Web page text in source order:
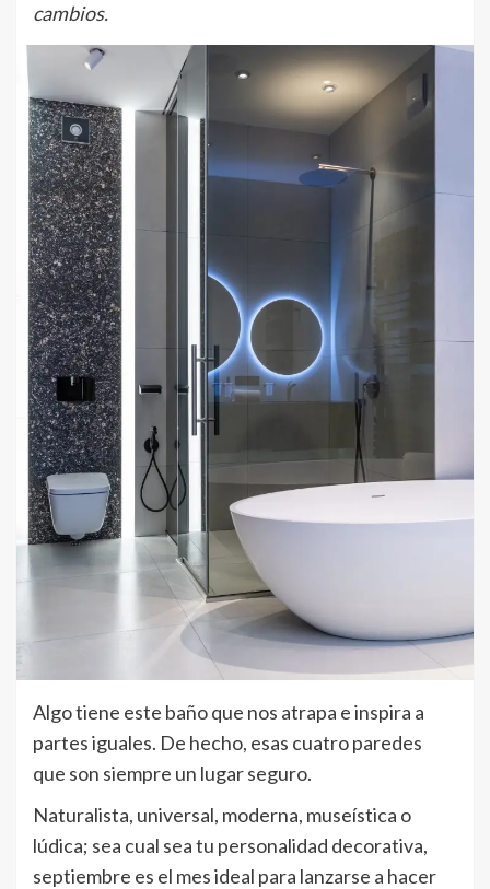
cambios.
Algo tiene este baño que nos atrapa e inspira a
partes iguales. De hecho, esas cuatro paredes
que son siempre un lugar seguro.
Naturalista, universal, moderna, museística o
lúdica; sea cual sea tu personalidad decorativa,
septiembre es el mes ideal para lanzarse a hacer